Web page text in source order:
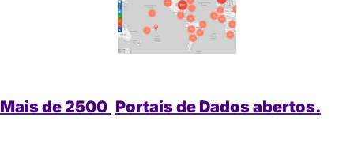
Mais de 2500 Portais de Dados abertos.